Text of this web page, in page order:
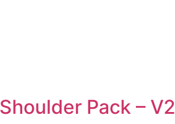
Pack – V2